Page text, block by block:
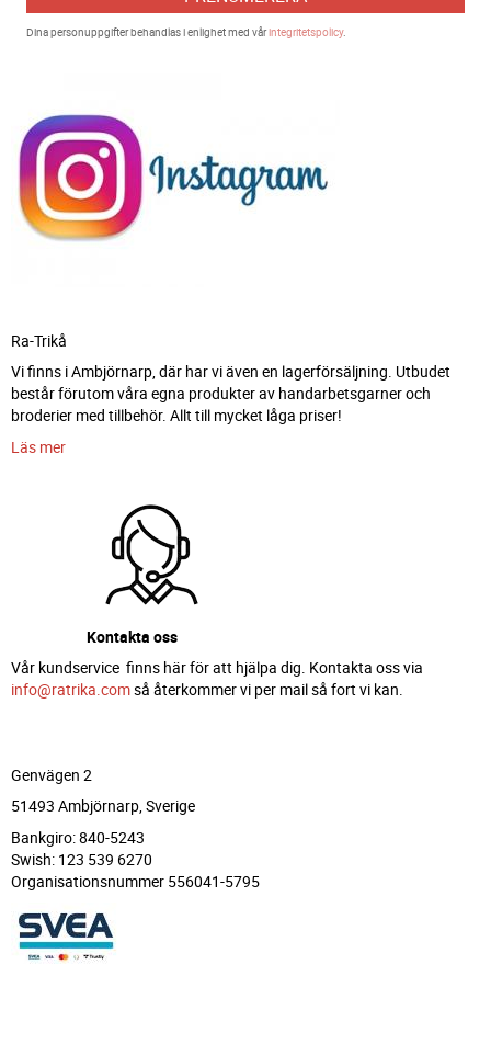
Dina personuppgifter behandlas i enlighet med vårintegritetspolicy.
Ra-Trikå
Vi finns i Ambjörnarp, där har vi även en lagerförsäljning. Utbudet
består förutom våra egna produkter av handarbetsgarner och
broderier med tillbehör. Allt till mycket låga priser!
Läs mer
Kontakta oss
Vår kundservice finns här för att hjälpa dig. Kontakta oss via
info@ratrika.comså återkommer vi per mail så fort vi kan.
Genvägen 2
51493 Ambjörnarp, Sverige
Bankgiro: 840-5243
Swish: 123 539 6270
Organisationsnummer 556041-5795